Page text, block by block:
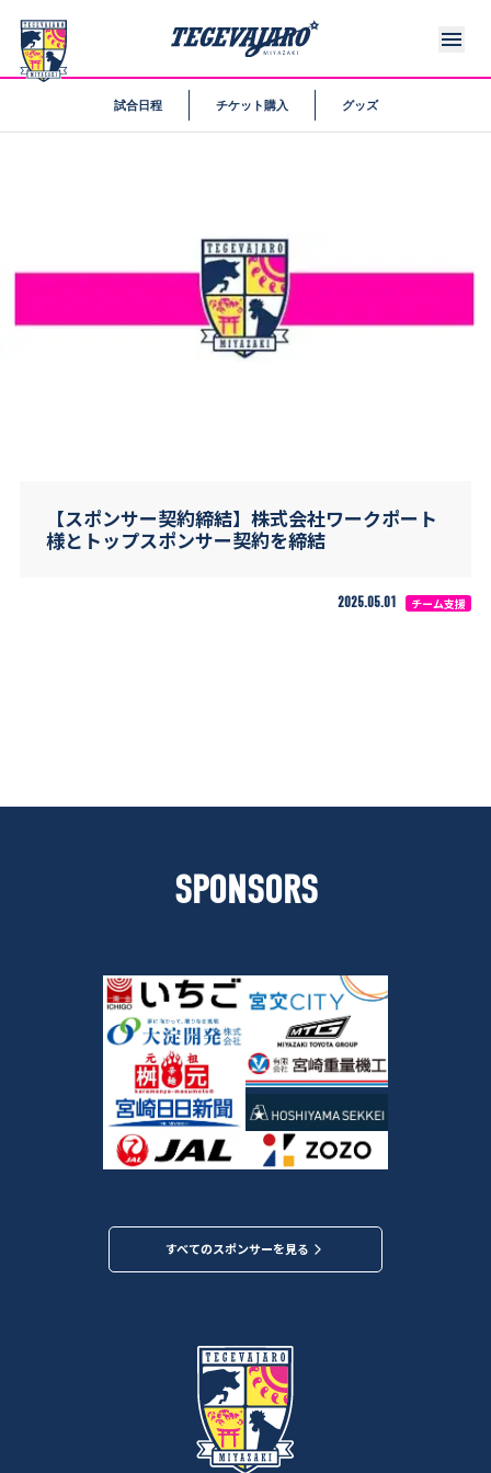
試合日程 チケット購入 グッズ
【スポンサー契約締結】株式会社ワークポート
様とトップスポンサー契約を締結
2025.05.01 チーム支援
SPONSORS
すべてのスポンサーを見る